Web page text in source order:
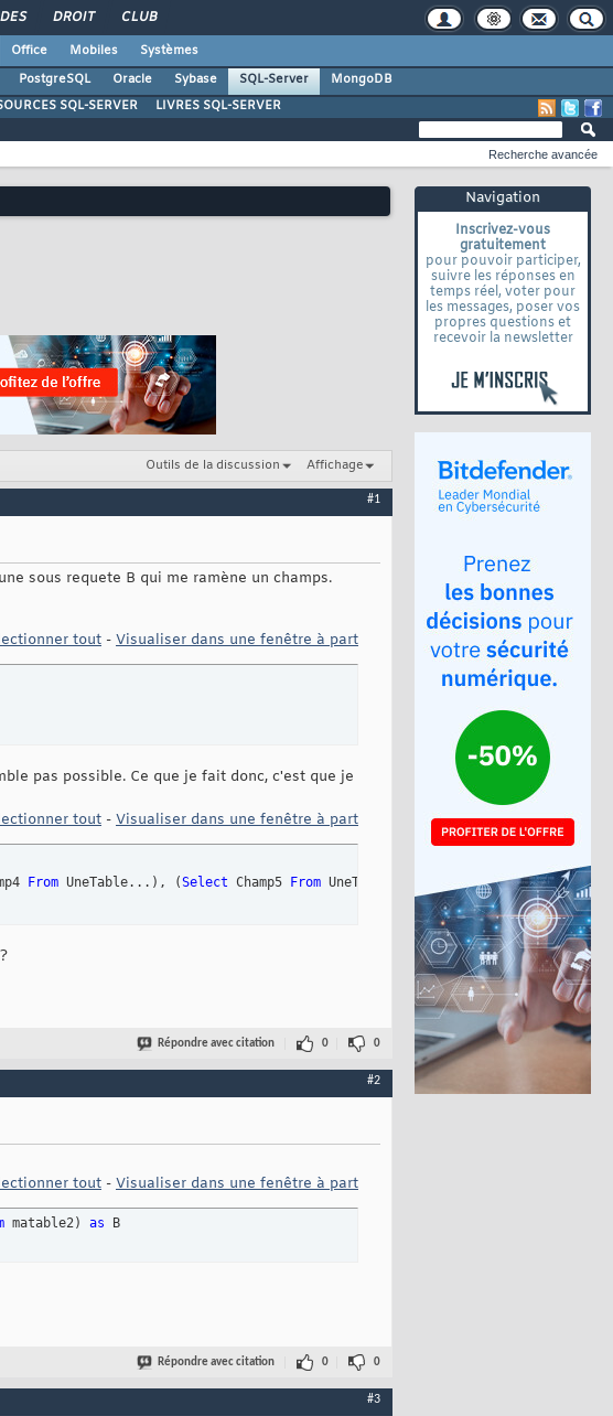
DROIT CLUB
Office Mobiles
Systèmes
PostgreSQL Oracle Sybase SQL-Server
MongoDB
SQL-SERVER LIVRES SQL-SERVER
Navigation
Inscrivez-vous
gratuitement
pour pouvoir participer,
suivre les réponses en
temps réel, voter pour
les messages, poser vos
propres questions et
recevoir la newsletter
Recherche avancée
Outils de la discussion Affichage
#1
sous requete B qui me ramène un champs.
tout - Visualiser dans une fenêtre à part
pas possible. Ce que je fait donc, c'est que je
tout - Visualiser dans une fenêtre à part
From UneTable... ) , (Select Champ5 From UneTable...
Répondre avec citation 0 0
#2
tout - Visualiser dans une fenêtre à part
matable2) as B
Répondre avec citation 0 0
#3